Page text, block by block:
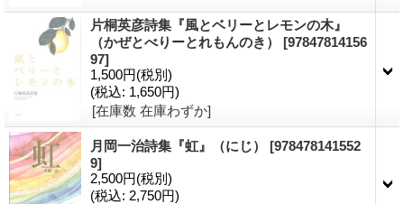
片桐英彦詩集『風とベリーとレモンの木』
（かぜとべりーとれもんのき） [97847814156
97]
1,500円(税別)
(税込: 1,650円)
[在庫数 在庫わずか]
月岡一治詩集『虹』（にじ） [978478141552
9]
2,500円(税別)
(税込: 2,750円)